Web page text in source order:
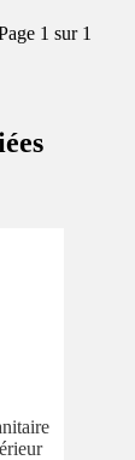
1 sur 1